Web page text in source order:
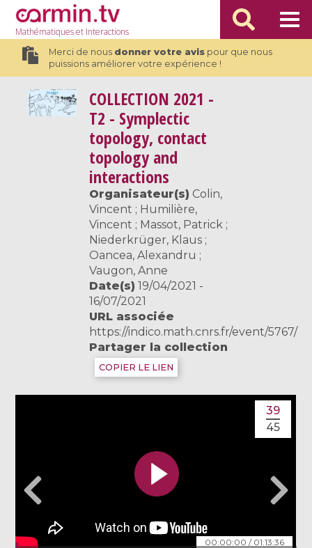
Mathématiqueset Interactions
Merci de nous donner votre avispour que nous
puissions améliorer votre expérience !
COLLECTION 2021 -
T2 - Symplectic
topology, contact
topology and
interactions
Organisateur(s) Colin,
Vincent ; Humilière,
Vincent ; Massot, Patrick ;
Niederkrüger, Klaus ;
Oancea, Alexandru ;
Vaugon, Anne
Date(s) 19/04/2021 -
16/07/2021
URL associée
https://indico.math.cnrs.fr/event/5767/
Partager la collection
COPIER LE LIEN
00:00:00 / 01:13:36
39
45